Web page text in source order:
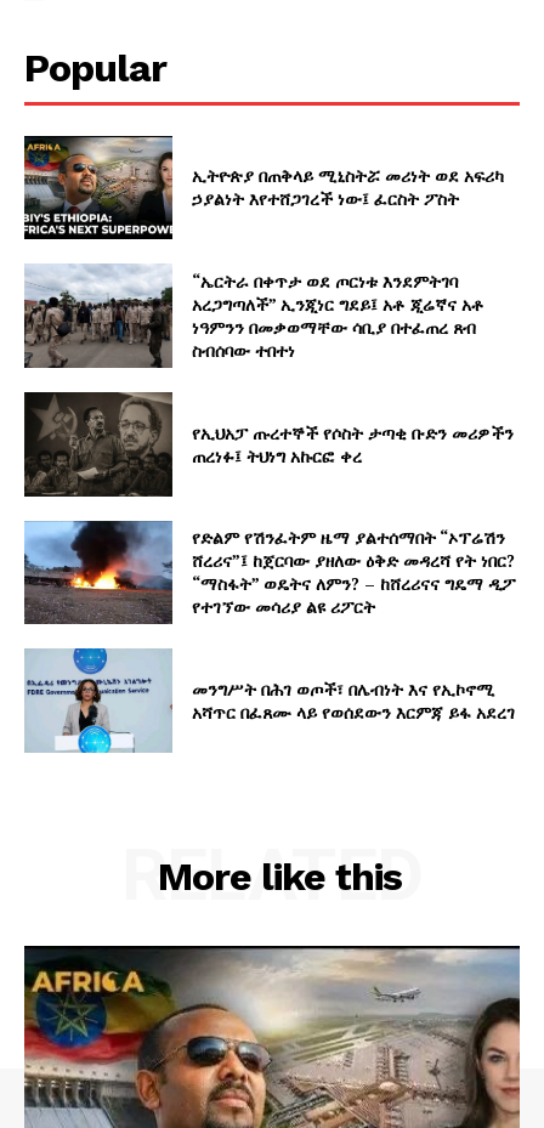
Popular
ኢትዮጵያ በጠቅላይ ሚኒስትሯ መሪነት ወደ አፍሪካ
ኃያልነት እየተሸጋገረች ነው፤ ፈርስት ፖስት
“ኤርትራ በቀጥታ ወደ ጦርነቱ እንደምትገባ
አረጋግጣለች” ኢንጂነር ግደይ፤ አቶ ጂሬኛና አቶ
ነዓምንን በመቃወማቸው ሳቢያ በተፈጠረ ጸብ
ስብሰባው ተበተነ
የኢህአፓ ጡረተኞች የሶስት ታጣቂ ቡድን መሪዎችን
ጠረነፉ፤ ትህነግ አኩርፎ ቀረ
የድልም የሽንፈትም ዜማ ያልተሰማበት “ኦፕሬሽን
ሸረሪና”፤ ከጀርባው ያዘለው ዕቅድ መዳረሻ የት ነበር?
“ማስፋት” ወዴትና ለምን? – ከሸረሪናና ግዴማ ዲፖ
የተገኘው መሳሪያ ልዩ ሪፖርት
መንግሥት በሕገ ወጦች፣ በሌብነት እና የኢኮኖሚ
አሻጥር በፈጸሙ ላይ የወሰደውን እርምጃ ይፋ አደረገ
More like this
RELATED